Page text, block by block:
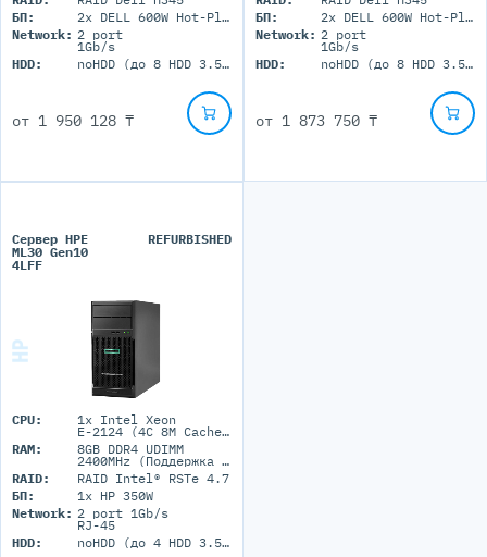
БП:
2x DELL 600W Hot-Plug
Network: 2 port
1Gb/s
HDD:
noHDD (до 8 HDD 3.5'' LFF)
от 1 950 128 ₸
БП:
2x DELL 600W Hot-Plug
Network: 2 port
1Gb/s
HDD:
noHDD (до 8 HDD 3.5'' LFF)
от 1 873 750 ₸
Сервер HPE
ML30 Gen10
4LFF
REFURBISHED
CPU: 1x Intel Xeon
E-2124 (4C 8M Cache 3.30 GHz)
RAM:
8GB DDR4 UDIMM
2400MHz (Поддержка до 64GB максимально, 4 DIMM портов)
RAID:
RAID Intel® RSTe 4.7
БП:
1x HP 350W
Network: 2 port 1Gb/s
RJ-45
HDD:
noHDD (до 4 HDD 3.5'' LFF)